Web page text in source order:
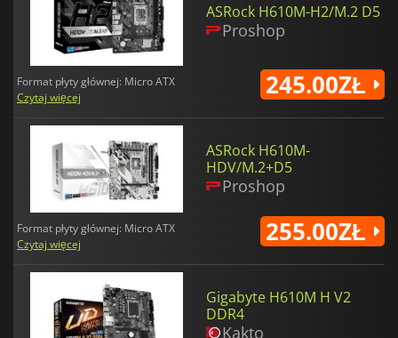
ASRock H610M-H2/M.2 D5
Proshop
Format płyty głównej: Micro ATX
Czytaj więcej
245.00ZŁ
ASRock H610M-
HDV/M.2+D5
Proshop
Format płyty głównej: Micro ATX
Czytaj więcej
255.00ZŁ
Gigabyte H610M H V2
DDR4
Kakto